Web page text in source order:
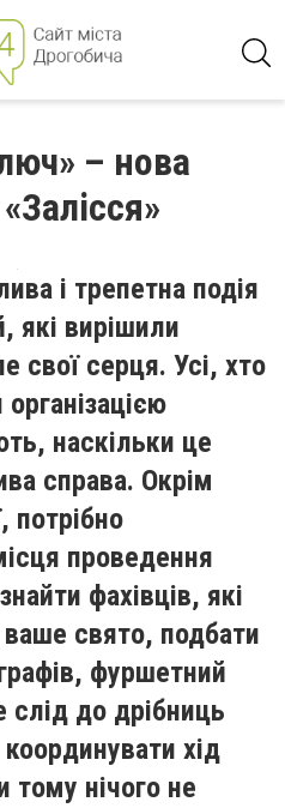
– нова
і трепетна подія
вирішили
свої серця. Усі, хто
наскільки це
справа. Окрім
потрібно
проведення
фахівців, які
свято, подбати
фуршетний
до дрібниць
хід
тому нічого не